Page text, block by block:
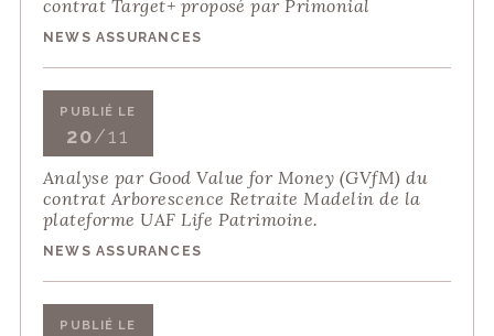
contrat Target+ proposé par Primonial
NEWS ASSURANCES
PUBLIÉ LE
20/11
Analyse par Good Value for Money (GVfM) du
contrat Arborescence Retraite Madelin de la
plateforme UAF Life Patrimoine.
NEWS ASSURANCES
PUBLIÉ LE